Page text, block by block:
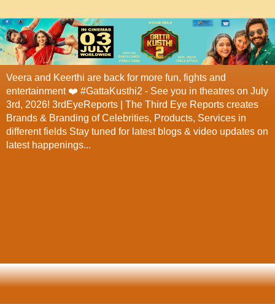
Veera and Keerthi are back for more fun, fights and
entertainment ❤️ #GattaKusthi2 - See you in theatres on July
3rd, 2026! 3rdEyeReports | The Third Eye Reports creates
Brands & Branding of Celebrities, Products, Services in
different fields Stay tuned for latest blogs & video updates on
latest happenings...